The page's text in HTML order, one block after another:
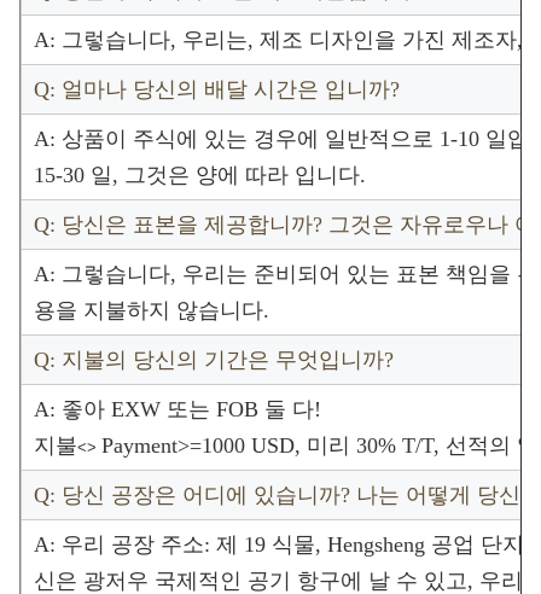
A: 그렇습니다, 우리는, 제조 디자인을 가진 제조자,
Q: 얼마나 당신의 배달 시간은 입니까?
A: 상품이 주식에 있는 경우에 일반적으로 1-10 일
15-30 일, 그것은 양에 따라 입니다.
Q: 당신은 표본을 제공합니까? 그것은 자유로우나
A: 그렇습니다, 우리는 준비되어 있는 표본 책임을
용을 지불하지 않습니다.
Q: 지불의 당신의 기간은 무엇입니까?
A: 좋아 EXW 또는 FOB 둘 다!
지불<> Payment>=1000 USD, 미리 30% T/T, 선적의
Q: 당신 공장은 어디에 있습니까? 나는 어떻게 당신
A: 우리 공장 주소: 제 19 식물, Hengsheng 공업 단지,
신은 광저우 국제적인 공기 항구에 날 수 있고, 우리